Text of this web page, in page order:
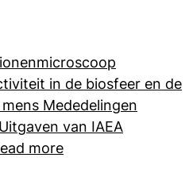
in de biosfeer en de
Mededelingen
van IAEA
more